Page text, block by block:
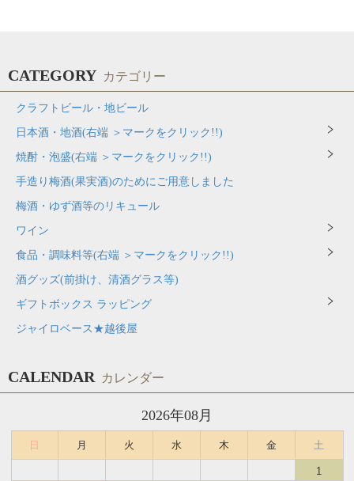
CATEGORY カテゴリー
クラフトビール・地ビール
日本酒・地酒(右端 ＞マークをクリック!!)
焼酎・泡盛(右端 ＞マークをクリック!!)
手造り梅酒(果実酒)のためにご用意しました
梅酒・ゆず酒等のリキュール
ワイン
食品・調味料等(右端 ＞マークをクリック!!)
酒グッズ(前掛け、清酒グラス等)
ギフトボックス ラッピング
ジャイロベース★越後屋
CALENDAR カレンダー
2026年08月
日 月 火 水 木 金 土
1